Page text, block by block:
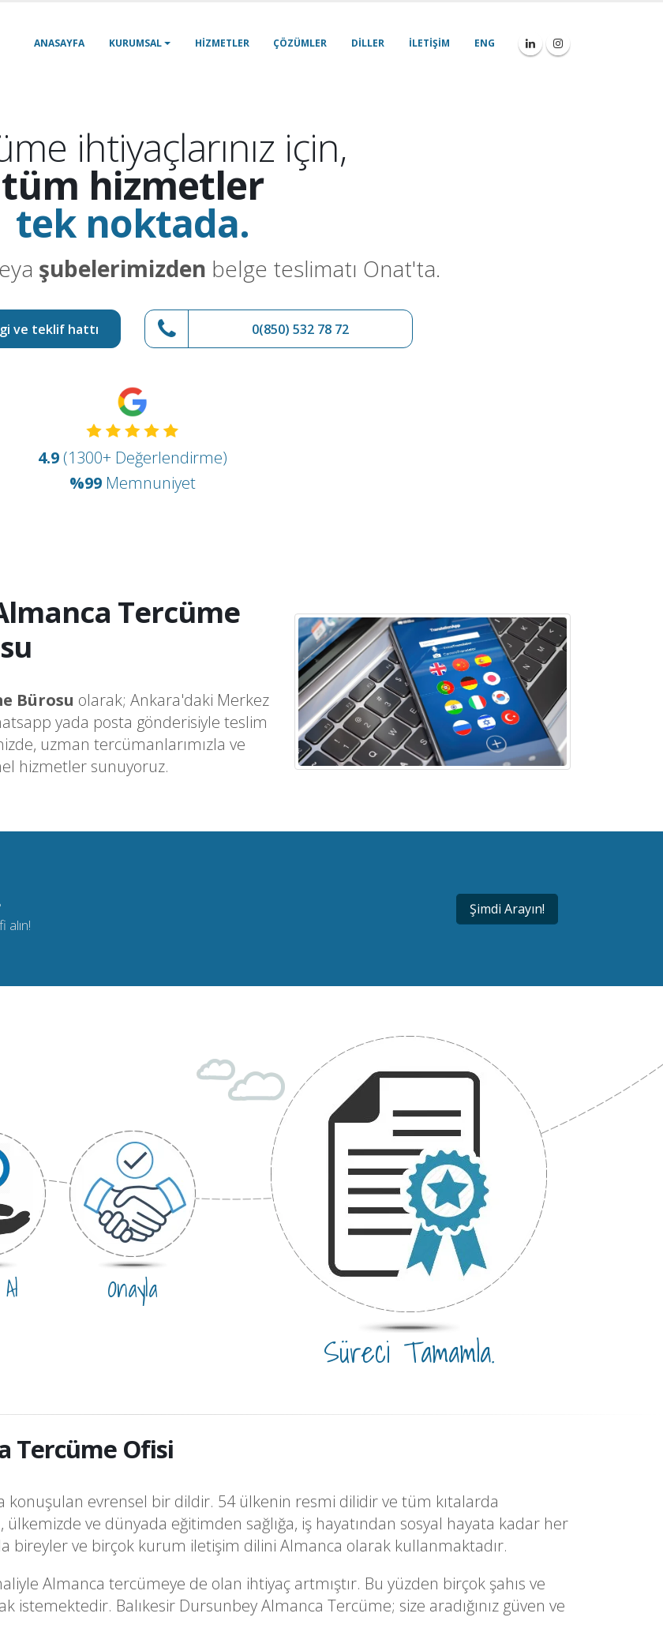
ANASAYFA KURUMSAL HIZMETLER ÇÖZÜMLER DILLER İLETIŞIM ENG
ihtiyaçlarınız için,
tüm hizmetler
tek noktada.
şubelerimizden belge teslimatı Onat'ta.
ve teklif hattı 0(850) 532 78 72
4.9 (1300+ Değerlendirme)
%99 Memnuniyet
Tercüme
Bürosu olarak; Ankara'daki Merkez
yada posta gönderisiyle teslim
uzman tercümanlarımızla ve
hizmetler sunuyoruz.
Şimdi Arayın!
Onayla
Süreci Tamamla.
Tercüme Ofisi
konuşulan evrensel bir dildir. 54 ülkenin resmi dilidir ve tüm kıtalarda
ülkemizde ve dünyada eğitimden sağlığa, iş hayatından sosyal hayata kadar her
bireyler ve birçok kurum iletişim dilini Almanca olarak kullanmaktadır.
Almanca tercümeye de olan ihtiyaç artmıştır. Bu yüzden birçok şahıs ve
Balıkesir Dursunbey Almanca Tercüme; size aradığınız güven ve